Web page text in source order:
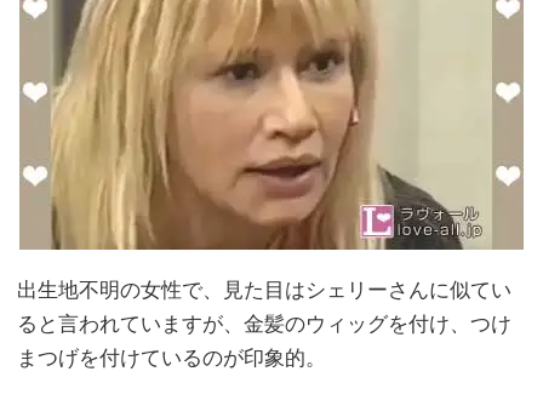
出生地不明の女性で、見た目はシェリーさんに似てい
ると言われていますが、金髪のウィッグを付け、つけ
まつげを付けているのが印象的。